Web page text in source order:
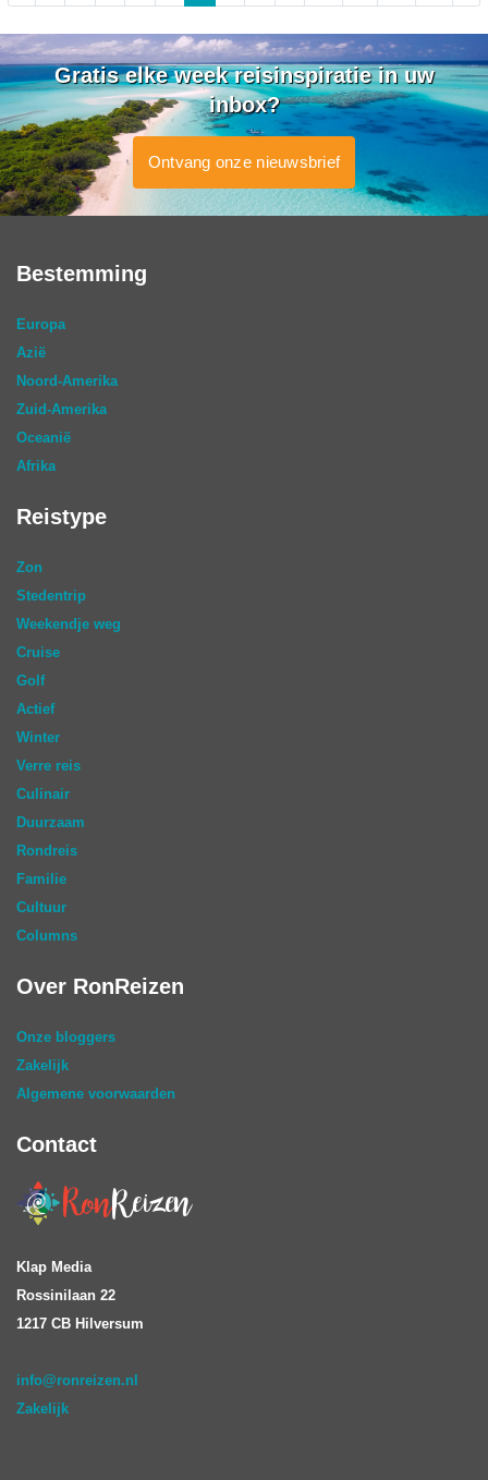
Gratis elke week reisinspiratie in uw
inbox?
Ontvang onze nieuwsbrief
Bestemming
Europa
Azië
Noord-Amerika
Zuid-Amerika
Oceanië
Afrika
Reistype
Zon
Stedentrip
Weekendje weg
Cruise
Golf
Actief
Winter
Verre reis
Culinair
Duurzaam
Rondreis
Familie
Cultuur
Columns
Over RonReizen
Onze bloggers
Zakelijk
Algemene voorwaarden
Contact
Klap Media
Rossinilaan 22
1217 CB Hilversum
info@ronreizen.nl
Zakelijk